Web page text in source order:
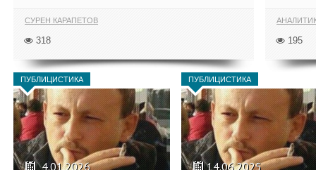
СУРЕН КАРАПЕТОВ
318 195
ПУБЛИЦИСТИКА
4.01.2026
ПУБЛИЦИСТИКА
14.06.2025